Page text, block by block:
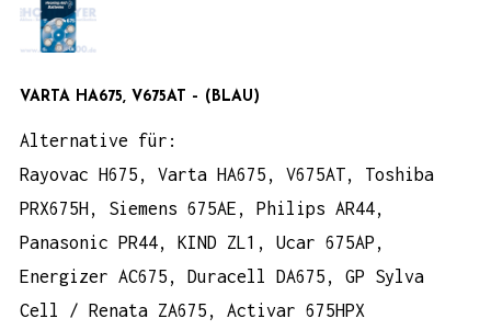
VARTA HA675, V675AT – (BLAU)
Alternative für:
Rayovac H675, Varta HA675, V675AT, Toshiba
PRX675H, Siemens 675AE, Philips AR44,
Panasonic PR44, KIND ZL1, Ucar 675AP,
Energizer AC675, Duracell DA675, GP Sylva
Cell / Renata ZA675, Activar 675HPX